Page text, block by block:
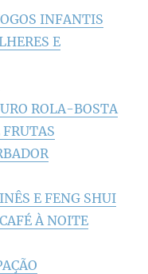
INFANTIS
E
ROLA-BOSTA
E FENG SHUI
À NOITE